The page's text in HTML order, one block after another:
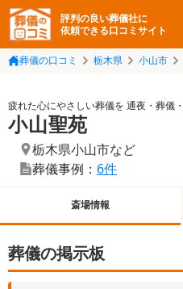
評判の良い葬儀社に
依頼できる口コミサイト
葬儀の口コミ 栃木県 小山市
疲れた心にやさしい葬儀を 通夜・葬
小山聖苑
栃木県小山市など
葬儀事例： 6件
斎場情報
葬儀の掲示板